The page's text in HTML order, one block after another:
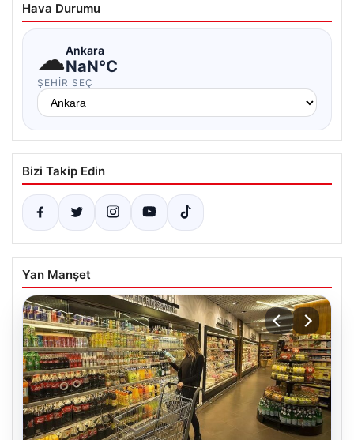
Hava Durumu
☁Ankara
NaN°C
ŞEHIR SEÇ
Bizi Takip Edin
Yan Manşet